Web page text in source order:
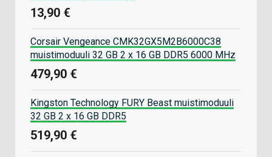
13,90 €
Corsair Vengeance CMK32GX5M2B6000C38
muistimoduuli 32 GB 2 x 16 GB DDR5 6000 MHz
479,90 €
Kingston Technology FURY Beast muistimoduuli
32 GB 2 x 16 GB DDR5
519,90 €